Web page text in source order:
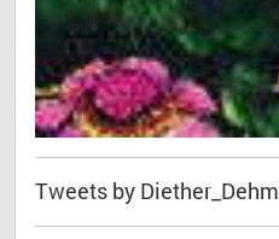
Tweets by Diether_Dehm